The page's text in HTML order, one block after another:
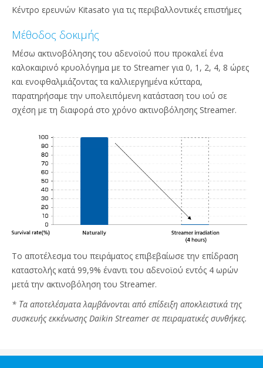
Κέντρο ερευνών Kitasato για τις περιβαλλοντικές επιστήμες
Μέθοδος δοκιμής
Μέσω ακτινοβόλησης του αδενοϊού που προκαλεί ένα
καλοκαιρινό κρυολόγημα με το Streamer για 0, 1, 2, 4, 8 ώρες
και ενοφθαλμιάζοντας τα καλλιεργημένα κύτταρα,
παρατηρήσαμε την υπολειπόμενη κατάσταση του ιού σε
σχέση με τη διαφορά στο χρόνο ακτινοβόλησης Streamer.
Το αποτέλεσμα του πειράματος επιβεβαίωσε την επίδραση
καταστολής κατά 99,9% έναντι του αδενοϊού εντός 4 ωρών
μετά την ακτινοβόληση του Streamer.
* Τα αποτελέσματα λαμβάνονται από επίδειξη αποκλειστικά της
συσκευής εκκένωσης Daikin Streamer σε πειραματικές συνθήκες.